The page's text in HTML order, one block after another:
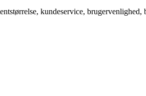
kundeservice, brugervenlighed,